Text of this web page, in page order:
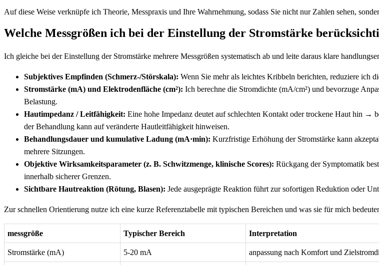
Auf diese Weise verknüpfe ich Theorie, Messpraxis und Ihre Wahrnehmung, sodass Sie nicht nur Zahlen sehen,
Welche Messgrößen ich bei der Einstellung der Stromstärke
Ich gleiche bei der‌ Einstellung der​ Stromstärke mehrere Messgrößen systematisch ab und leite daraus klare
Subjektives Empfinden ⁢(Schmerz-/Störskala): Wenn Sie mehr⁢ als leichtes Kribbeln berichten, reduziere ich
Stromstärke (mA) und Elektrodenfläche (cm²): Ich berechne die Stromdichte ​(mA/cm²) und bevorzuge
Belastung.
Hautimpedanz / Leitfähigkeit: Eine hohe Impedanz deutet auf schlechten Kontakt oder trockene Haut ​hin →
der Behandlung kann auf veränderte Hautleitfähigkeit hinweisen.
Behandlungsdauer und kumulative Ladung (mA·min): Kurzfristige​ Erhöhung der Stromstärke kann
mehrere Sitzungen.
Objektive Wirksamkeitsparameter (z. B. Schwitzmenge, klinische Scores): Rückgang der⁢ Symptomatik
innerhalb sicherer Grenzen.
Sichtbare ‍Hautreaktion (Rötung, Blasen): Jede ausgeprägte Reaktion führt zur sofortigen Reduktion oder
Zur schnellen Orientierung nutze ich eine kurze Referenztabelle mit typischen Bereichen und was sie für mich
messgröße Typischer Bereich Interpretation
Stromstärke (mA) 5-20 mA anpassung nach Komfort und